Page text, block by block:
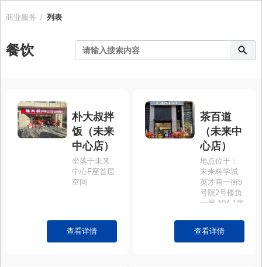
商业服务 / 列表
餐饮
朴大叔拌
饭（未来
中心店）
坐落于未来
中心F座首层
空间
查看详情
茶百道
（未来中
心店）
地点位于：
未来科学城
英才南一街5
号院2号楼负
一层-104-1房
查看详情